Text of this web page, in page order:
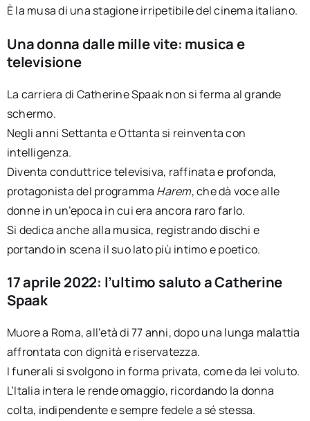
È la musa di una stagione irripetibile del cinema italiano.
Una donna dalle mille vite: musica e
televisione
La carriera di Catherine Spaak non si ferma al grande
schermo.
Negli anni Settanta e Ottanta si reinventa con
intelligenza.
Diventa conduttrice televisiva, raffinata e profonda,
protagonista del programma Harem, che dà voce alle
donne in un’epoca in cui era ancora raro farlo.
Si dedica anche alla musica, registrando dischi e
portando in scena il suo lato più intimo e poetico.
17 aprile 2022: l’ultimo saluto a Catherine
Spaak
Muore a Roma, all’età di 77 anni, dopo una lunga malattia
affrontata con dignità e riservatezza.
I funerali si svolgono in forma privata, come da lei voluto.
L’Italia intera le rende omaggio, ricordando la donna
colta, indipendente e sempre fedele a sé stessa.